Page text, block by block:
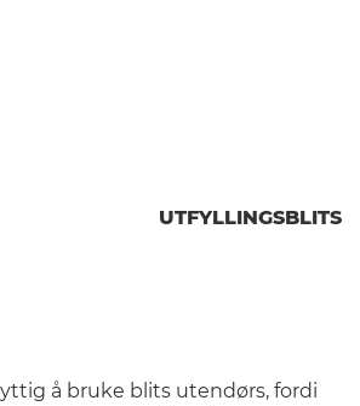
UTFYLLINGSBLITS
å bruke blits utendørs, fordi